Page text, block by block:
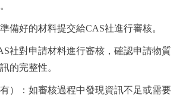
備好的材料提交給CAS社進行審核。
社對申請材料進行審核，確認申請物質
的完整性。
）：如審核過程中發現資訊不足或需要